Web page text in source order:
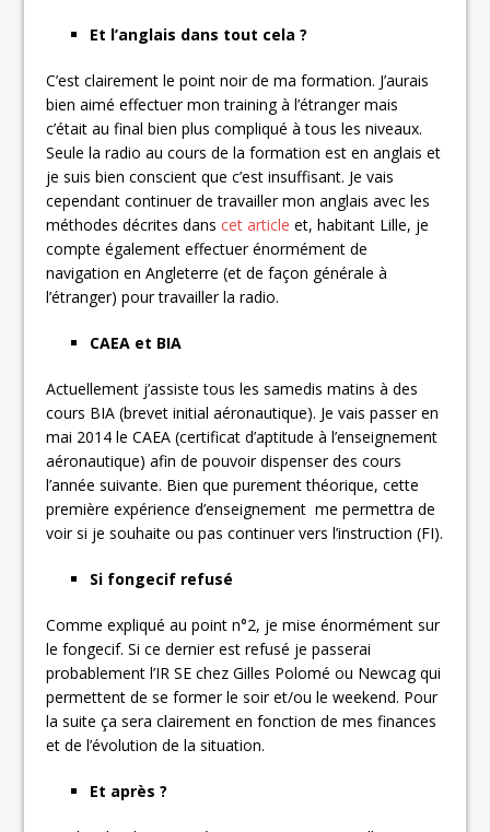
Et l’anglais dans tout cela ?
C’est clairement le point noir de ma formation. J’aurais
bien aimé effectuer mon training à l’étranger mais
c’était au final bien plus compliqué à tous les niveaux.
Seule la radio au cours de la formation est en anglais et
je suis bien conscient que c’est insuffisant. Je vais
cependant continuer de travailler mon anglais avec les
méthodes décrites danscet article et, habitant Lille, je
compte également effectuer énormément de
navigation en Angleterre (et de façon générale à
l’étranger) pour travailler la radio.
CAEA et BIA
Actuellement j’assiste tous les samedis matins à des
cours BIA (brevet initial aéronautique). Je vais passer en
mai 2014 le CAEA (certificat d’aptitude à l’enseignement
aéronautique) afin de pouvoir dispenser des cours
l’année suivante. Bien que purement théorique, cette
première expérience d’enseignement me permettra de
voir si je souhaite ou pas continuer vers l’instruction (FI).
Si fongecif refusé
Comme expliqué au point n°2, je mise énormément sur
le fongecif. Si ce dernier est refusé je passerai
probablement l’IR SE chez Gilles Polomé ou Newcag qui
permettent de se former le soir et/ou le weekend. Pour
la suite ça sera clairement en fonction de mes finances
et de l’évolution de la situation.
Et après ?